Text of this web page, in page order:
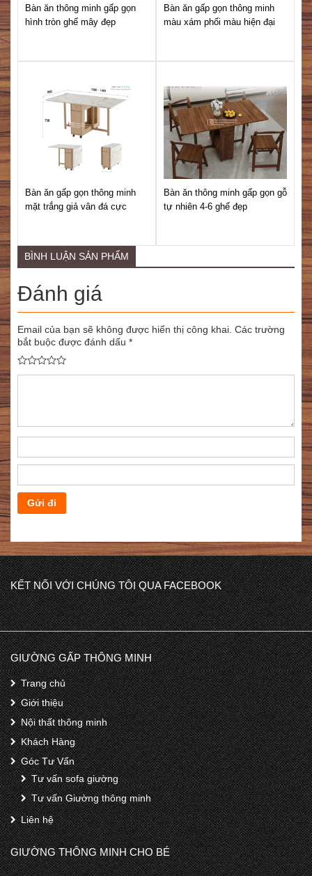
Bàn ăn thông minh gấp gọn
hình tròn ghế mây đẹp
Bàn ăn gấp gọn thông minh
mặt trắng giả vân đá cực
Bàn ăn gấp gọn thông minh
màu xám phối màu hiện đại
Bàn ăn thông minh gấp gọn gỗ
tự nhiên 4-6 ghế đẹp
BÌNH LUẬN SẢN PHẨM
Đánh giá
Email của bạn sẽ không được hiển thị công khai. Các trường
bắt buộc được đánh dấu *
KẾT NỐI VỚI CHÚNG TÔI QUA FACEBOOK
GIƯỜNG GẤP THÔNG MINH
Trang chủ
Giới thiệu
Nội thất thông minh
Khách Hàng
Góc Tư Vấn
Tư vấn sofa giường
Tư vấn Giường thông minh
Liên hệ
GIƯỜNG THÔNG MINH CHO BÉ